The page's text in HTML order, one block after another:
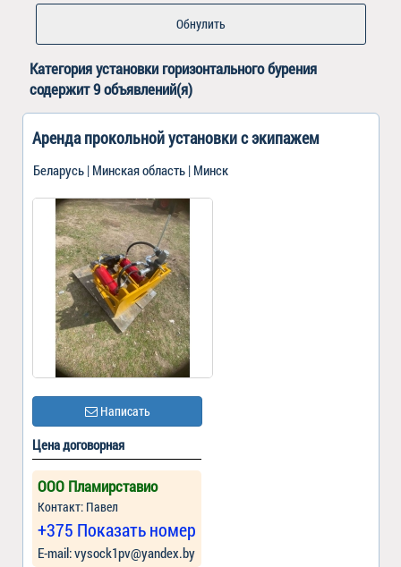
Обнулить
Категорияустановки горизонтального бурения
содержит 9 объявлений(я)
Аренда прокольной установки с экипажем
Беларусь | Минская область | Минск
Написать
Цена договорная
ООО Пламирставио
Контакт: Павел
+375 Показать номер
Е-mail: vysock1pv@yandex.by